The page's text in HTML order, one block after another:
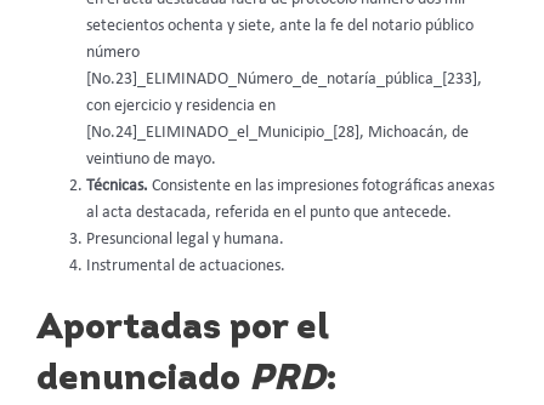
setecientos ochenta y siete, ante la fe del notario público
número
[No.23]_ELIMINADO_Número_de_notaría_pública_[233],
con ejercicio y residencia en
[No.24]_ELIMINADO_el_Municipio_[28], Michoacán, de
veintiuno de mayo.
Técnicas. Consistente en las impresiones fotográficas anexas
al acta destacada, referida en el punto que antecede.
Presuncional legal y humana.
Instrumental de actuaciones.
Aportadas por el
denunciado PRD: